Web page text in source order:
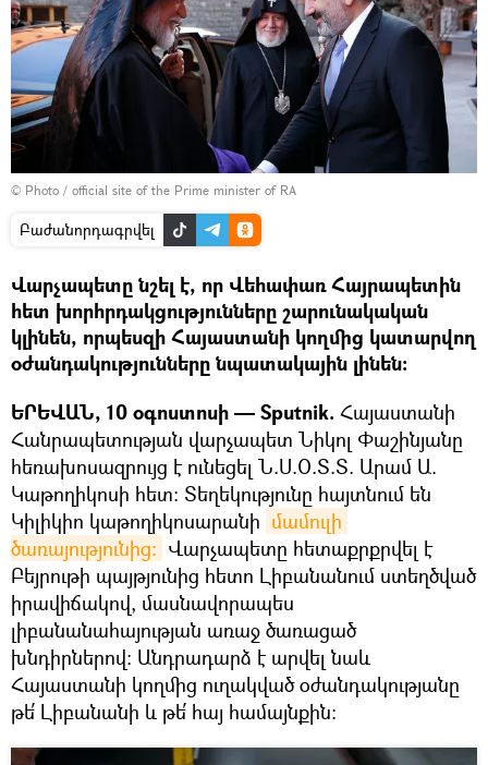
© Photo / official site of the Prime minister of RA
Բաժանորդագրվել
Վարչապետը նշել է, որ Վեհափառ Հայրապետին
հետ խորհրդակցությունները շարունակական
կլինեն, որպեսզի Հայաստանի կողմից կատարվող
օժանդակությունները նպատակային լինեն:
ԵՐԵՎԱՆ, 10 օգոստոսի — Sputnik. Հայաստանի
Հանրապետության վարչապետ Նիկոլ Փաշինյանը
հեռախոսազրույց է ունեցել Ն.Ս.Օ.Տ.Տ. Արամ Ա.
Կաթողիկոսի հետ: Տեղեկությունը հայտնում են
Կիլիկիո կաթողիկոսարանի մամուլի
ծառայությունից։ Վարչապետը հետաքրքրվել է
Բեյրութի պայթյունից հետո Լիբանանում ստեղծված
իրավիճակով, մասնավորապես
լիբանանահայության առաջ ծառացած
խնդիրներով: Անդրադարձ է արվել նաև
Հայաստանի կողմից ուղակված օժանդակությանը
թե՛ Լիբանանի և թե՛ հայ համայնքին: